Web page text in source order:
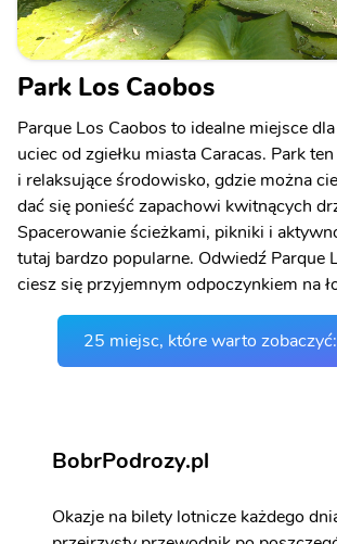
Park Los Caobos
Parque Los Caobos to idealne miejsce
uciec od zgiełku miasta Caracas. Park
i relaksujące środowisko, gdzie można
dać się ponieść zapachowi kwitnących
Spacerowanie ścieżkami, pikniki i
tutaj bardzo popularne. Odwiedź Parque
ciesz się przyjemnym odpoczynkiem na
25 miejsc, które warto
BobrPodrozy.pl
Okazje na bilety lotnicze każdego